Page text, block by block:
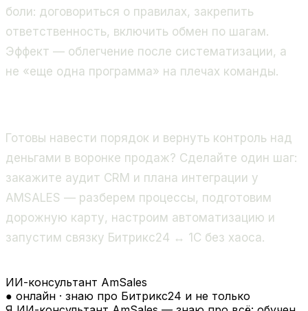
боли: договориться о правилах, закрепить
ответственность, включить обмен по шагам.
Эффект — облегчение после систематизации, а
не «еще одна программа» на плечах команды.
Готовы навести порядок и вернуть контроль над
деньгами в воронке продаж? Сделайте один шаг:
закажите аудит CRM и плана интеграции у
AMSALES — разберем процессы, подготовим
дорожную карту, настроим автоматизацию и
запустим связку Битрикс24 ↔ 1С без хаоса.
ИИ-консультант AmSales
● онлайн · знаю про Битрикс24 и не только